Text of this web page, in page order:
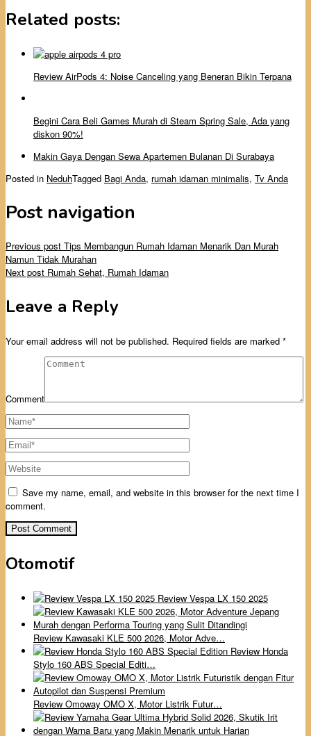
Related posts:
Review AirPods 4: Noise Canceling yang Beneran Bikin Terpana
Begini Cara Beli Games Murah di Steam Spring Sale, Ada yang
diskon 90%!
Makin Gaya Dengan Sewa Apartemen Bulanan Di Surabaya
Posted in NeduhTagged Bagi Anda, rumah idaman minimalis, Tv Anda
Post navigation
Previous post Tips Membangun Rumah Idaman Menarik Dan Murah
Namun Tidak Murahan
Next post Rumah Sehat, Rumah Idaman
Leave a Reply
Your email address will not be published. Required fields are marked *
Comment
Save my name, email, and website in this browser for the next time I
comment.
Otomotif
Review Vespa LX 150 2025
Review Kawasaki KLE 500 2026, Motor Adve…
Review Honda
Stylo 160 ABS Special Editi…
Review Omoway OMO X, Motor Listrik Futur…